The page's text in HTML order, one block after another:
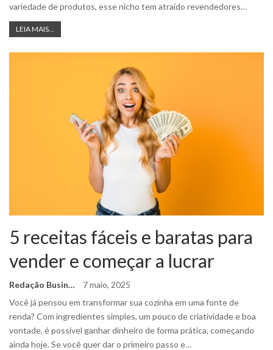
variedade de produtos, esse nicho tem atraído revendedores…
LEIA MAIS...
5 receitas fáceis e baratas para
vender e começar a lucrar
Redação Business Ideas
7 maio, 2025
Você já pensou em transformar sua cozinha em uma fonte de
renda? Com ingredientes simples, um pouco de criatividade e boa
vontade, é possível ganhar dinheiro de forma prática, começando
ainda hoje. Se você quer dar o primeiro passo e…